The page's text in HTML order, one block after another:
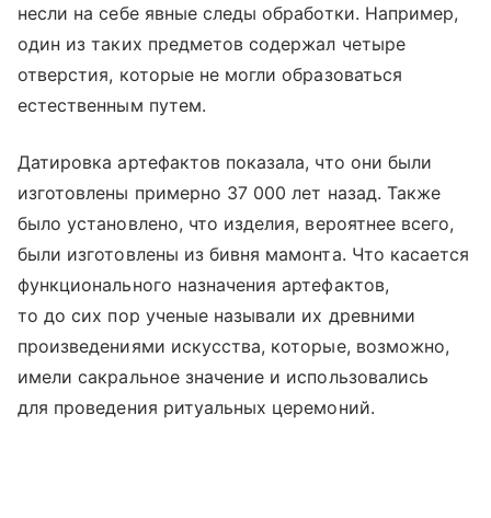
несли на себе явные следы обработки. Например,
один из таких предметов содержал четыре
отверстия, которые не могли образоваться
естественным путем.
Датировка артефактов показала, что они были
изготовлены примерно 37 000 лет назад. Также
было установлено, что изделия, вероятнее всего,
были изготовлены из бивня мамонта. Что касается
функционального назначения артефактов,
то до сих пор ученые называли их древними
произведениями искусства, которые, возможно,
имели сакральное значение и использовались
для проведения ритуальных церемоний.